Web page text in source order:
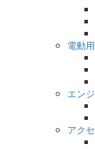
電動
エン
アク